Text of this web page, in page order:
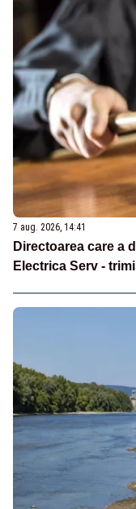
7 aug. 2026, 14:41
Directoarea care a
Electrica Serv -